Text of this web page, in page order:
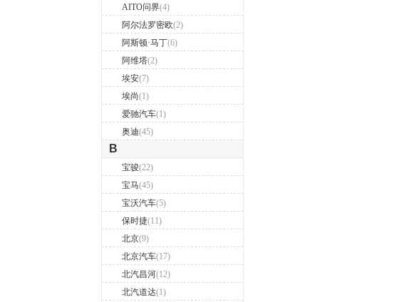
AITO问界(4)
阿尔法罗密欧(2)
阿斯顿·马丁(6)
阿维塔(2)
埃安(7)
埃尚(1)
爱驰汽车(1)
奥迪(45)
B
宝骏(22)
宝马(45)
宝沃汽车(5)
保时捷(11)
北京(9)
北京汽车(17)
北汽昌河(12)
北汽道达(1)